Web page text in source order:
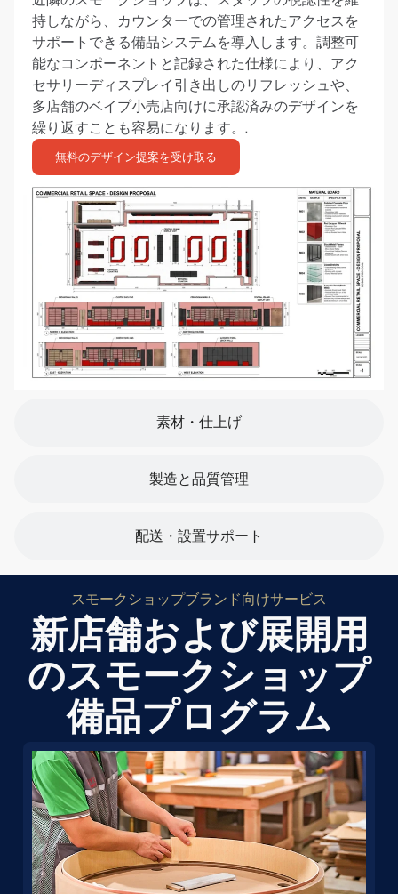
素材・仕上げ
製造と品質管理
配送・設置サポート
持しながら、カウンターでの管理されたアクセスを
サポートできる備品システムを導入します。調整可
能なコンポーネントと記録された仕様により、アク
セサリーディスプレイ引き出しのリフレッシュや、
多店舗のベイプ小売店向けに承認済みのデザインを
繰り返すことも容易になります。.
無料のデザイン提案を受け取る
スモークショップブランド向けサービス
新店舗および展開用
のスモークショップ
備品プログラム